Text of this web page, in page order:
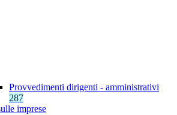
Provvedimenti dirigenti - amministrativi
287
imprese